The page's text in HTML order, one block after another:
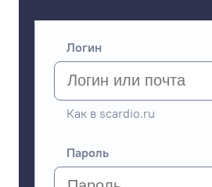
Логин
Как в scardio.ru
Пароль